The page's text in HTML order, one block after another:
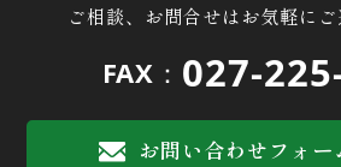
ご相談、お問合せはお気軽にご
FAX： 027-
お問い合わせフォー